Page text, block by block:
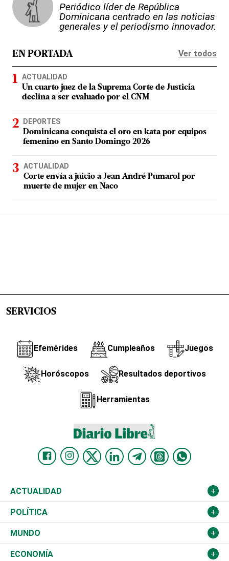
Periódico líder de República
Dominicana centrado en las noticias
generales y el periodismo innovador.
EN PORTADA Ver todos
ACTUALIDAD
Un cuarto juez de la Suprema Corte de Justicia
declina a ser evaluado por el CNM
DEPORTES
Dominicana conquista el oro en kata por equipos
femenino en Santo Domingo 2026
ACTUALIDAD
Corte envía a juicio a Jean André Pumarol por
muerte de mujer en Naco
SERVICIOS
Efemérides Cumpleaños Juegos
Horóscopos Resultados deportivos
Herramientas
ACTUALIDAD
Nacional
Ciudad
Educación
POLÍTICA
Partidos
JCE
MUNDO
Estados Unidos
ECONOMÍA